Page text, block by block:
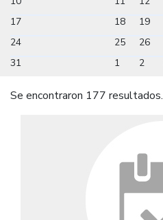
17
18 19
24
25 26
31
1 2
Se encontraron 177 resultados.